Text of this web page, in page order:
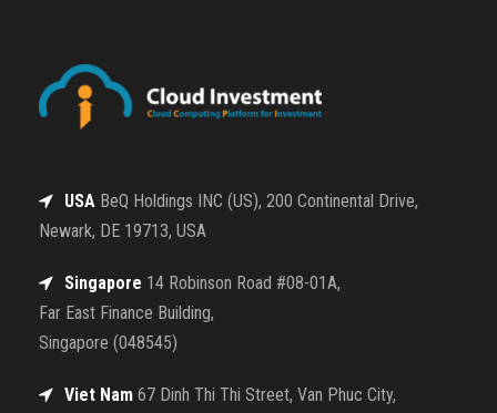
USA BeQ Holdings INC (US), 200 Continental Drive,
Newark, DE 19713, USA
Singapore 14 Robinson Road #08-01A,
Far East Finance Building,
Singapore (048545)
Viet Nam 67 Dinh Thi Thi Street, Van Phuc City,